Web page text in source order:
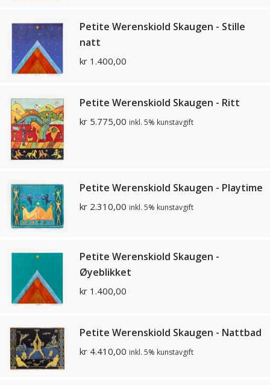
Petite Werenskiold Skaugen - Stille
natt
kr 1.400,00
Petite Werenskiold Skaugen - Ritt
kr 5.775,00 inkl. 5% kunstavgift
Petite Werenskiold Skaugen - Playtime
kr 2.310,00 inkl. 5% kunstavgift
Petite Werenskiold Skaugen -
Øyeblikket
kr 1.400,00
Petite Werenskiold Skaugen - Nattbad
kr 4.410,00 inkl. 5% kunstavgift